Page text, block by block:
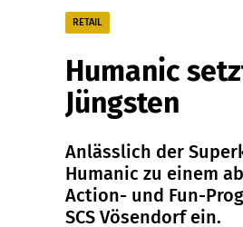
RETAIL
Humanic
Jüngsten
Anlässlich der
Humanic zu einem
Action- und Fun-
SCS Vösendorf ein.